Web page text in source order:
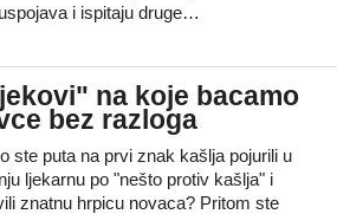
i ispitaju druge…
na koje bacamo
bez razloga
ste puta na prvi znak kašlja pojurili u
ljekarnu po "nešto protiv kašlja" i
znatnu hrpicu novaca? Pritom ste